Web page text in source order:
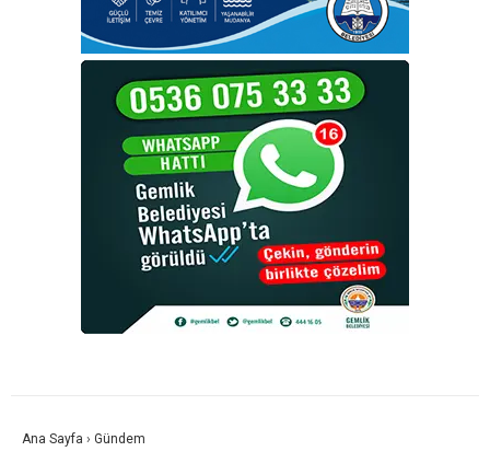
Ana Sayfa › Gündem